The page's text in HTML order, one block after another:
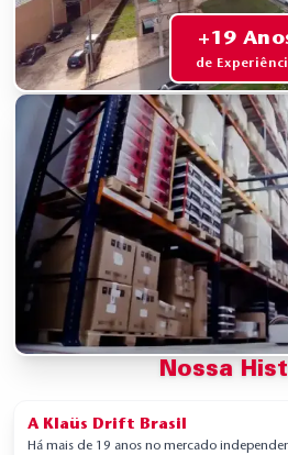
Nossa
A Klaüs Drift Brasil
Há mais de 19 anos no mercado
+19
de